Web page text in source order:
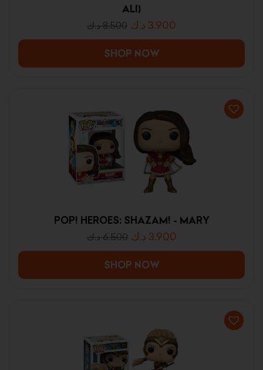
ALI)
8.500 د.ك 3.900 د.ك
SHOP NOW
POP! HEROES: SHAZAM! - MARY
6.500 د.ك 3.900 د.ك
SHOP NOW